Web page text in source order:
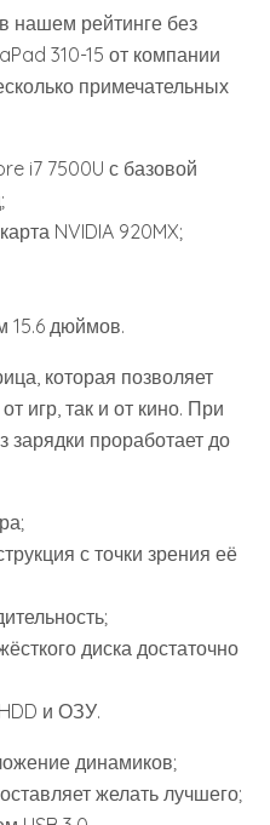
нашем рейтинге без
310-15 от компании
примечательных
i7 7500U с базовой
NVIDIA 920MX;
15.6 дюймов.
которая позволяет
игр, так и от кино. При
зарядки проработает до
с точки зрения её
диска достаточно
и ОЗУ.
динамиков;
желать лучшего;